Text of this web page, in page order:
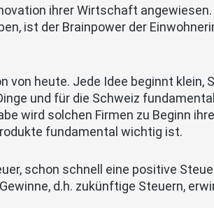
ihrer Wirtschaft angewiesen.
ist der Brainpower der
von heute. Jede Idee beginnt klein,
und für die Schweiz
wird solchen Firmen zu Beginn
fundamental wichtig ist.
schon schnell eine positive
d.h. zukünftige Steuern,